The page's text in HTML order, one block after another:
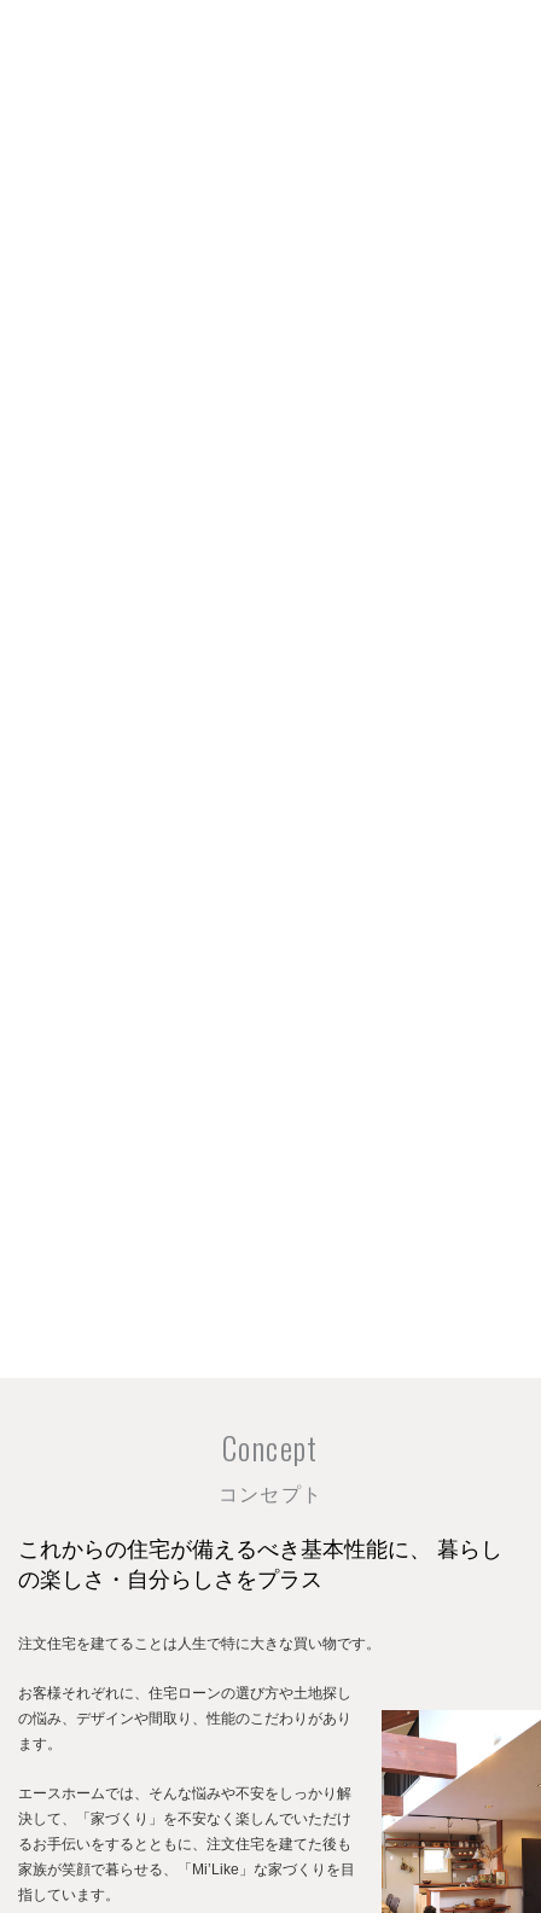
Concept
コンセプト
これからの住宅が備えるべき基本性能に、
暮らし
の楽しさ・自分らしさをプラス
注文住宅を建てることは人生で特に大きな買い物です。
お客様それぞれに、住宅ローンの選び方や土地探し
の悩み、デザインや間取り、性能のこだわりがあり
ます。
エースホームでは、そんな悩みや不安をしっかり解
決して、「家づくり」を不安なく楽しんでいただけ
るお手伝いをするとともに、注文住宅を建てた後も
家族が笑顔で暮らせる、「Mi’Like」な家づくりを目
指しています。